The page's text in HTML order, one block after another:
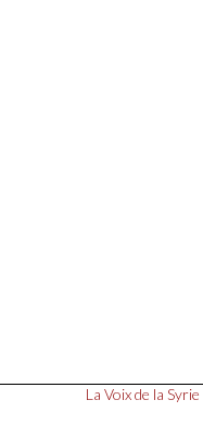
La Voix de la Syrie